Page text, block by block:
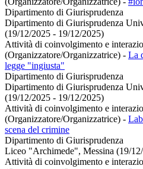
Dipartimento di Giurisprudenza
Dipartimento di Giurisprudenza
(19/12/2025 - 19/12/2025)
Attività di coinvolgimento e
(Organizzatore/Organizzatrice) - La
legge "ingiusta"
Dipartimento di Giurisprudenza
Dipartimento di Giurisprudenza
(19/12/2025 - 19/12/2025)
Attività di coinvolgimento e
(Organizzatore/Organizzatrice) -
scena del crimine
Dipartimento di Giurisprudenza
Liceo "Archimede", Messina (19/
Attività di coinvolgimento e